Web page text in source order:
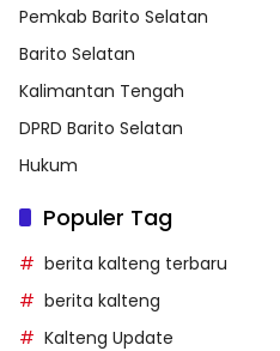
Pemkab Barito Selatan
Barito Selatan
Kalimantan Tengah
DPRD Barito Selatan
Hukum
Populer Tag
berita kalteng terbaru
berita kalteng
Kalteng Update